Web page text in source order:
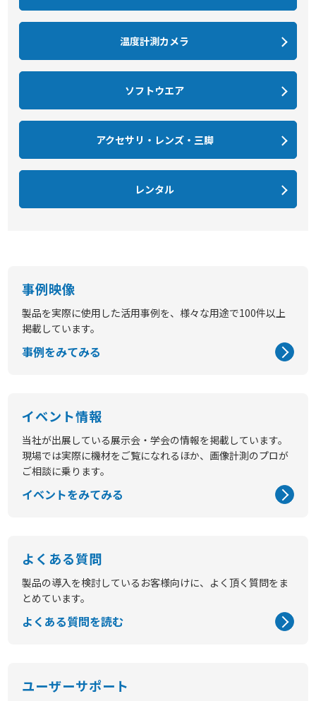
温度計測カメラ
ソフトウエア
アクセサリ・レンズ・三脚
レンタル
事例映像
製品を実際に使用した活用事例を、様々な用途で100件以上
掲載しています。
事例をみてみる
イベント情報
当社が出展している展示会・学会の情報を掲載しています。
現場では実際に機材をご覧になれるほか、画像計測のプロが
ご相談に乗ります。
イベントをみてみる
よくある質問
製品の導入を検討しているお客様向けに、よく頂く質問をま
とめています。
よくある質問を読む
ユーザーサポート